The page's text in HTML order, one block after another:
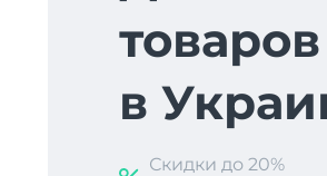
в
Скидки до 20%